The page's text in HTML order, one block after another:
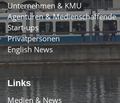
Unternehmen & KMU
Agenturen & Medienschaffende
Start-ups
Privatpersonen
English News
Links
Medien & News